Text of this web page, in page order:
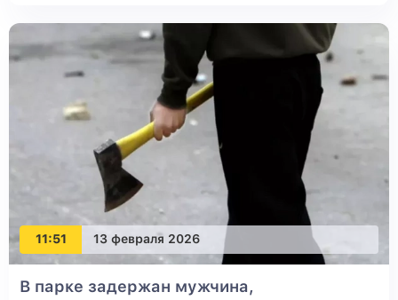
11:51 13 февраля 2026
В парке задержан мужчина,